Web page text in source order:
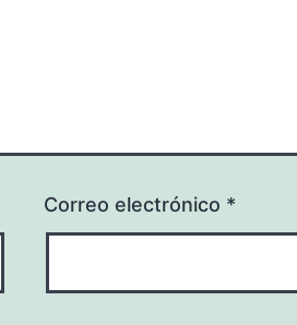
Correo electrónico *